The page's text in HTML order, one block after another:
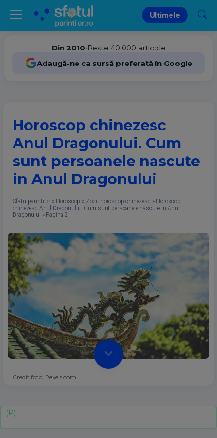
Ultimele
Din 2010•Peste 40.000 articole
Adaugă-ne ca sursă preferată în Google
Horoscop chinezesc
Anul Dragonului. Cum
sunt persoanele nascute
in Anul Dragonului
Sfatulparintilor » Horoscop » Zodii horoscop chinezesc » Horoscop
chinezesc Anul Dragonului. Cum sunt persoanele nascute in Anul
Dragonului » Pagina 2
Credit foto: Pexels.com